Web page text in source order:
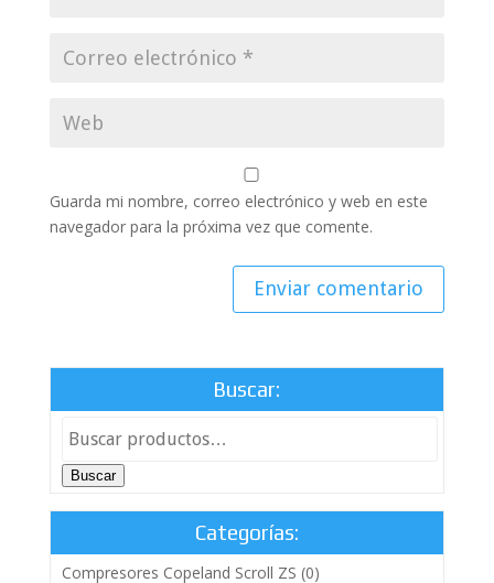
Guarda mi nombre, correo electrónico y web en este
navegador para la próxima vez que comente.
Buscar:
Buscar
Categorías:
Compresores Copeland Scroll ZS (0)